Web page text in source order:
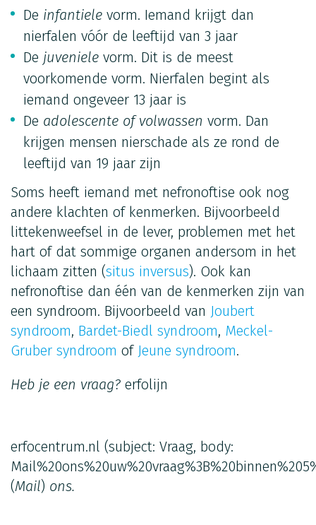
De infantiele vorm. Iemand krijgt dan
nierfalen vóór de leeftijd van 3 jaar
De juveniele vorm. Dit is de meest
voorkomende vorm. Nierfalen begint als
iemand ongeveer 13 jaar is
De adolescente of volwassen vorm. Dan
krijgen mensen nierschade als ze rond de
leeftijd van 19 jaar zijn
Soms heeft iemand met nefronoftise ook nog
andere klachten of kenmerken. Bijvoorbeeld
littekenweefsel in de lever, problemen met het
hart of dat sommige organen andersom in het
lichaam zitten (situs inversus). Ook kan
nefronoftise dan één van de kenmerken zijn van
een syndroom. Bijvoorbeeld van Joubert
syndroom, Bardet-Biedl syndroom, Meckel-
Gruber syndroom of Jeune syndroom.
Heb je een vraag? erfolijn
erfocentrum.nl (subject: Vraag, body:
(Mail) ons.